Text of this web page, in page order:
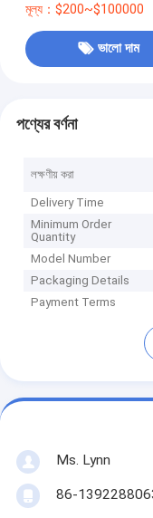
মূল্য：$200~$100000
ভালো দাম
পণ্যের বর্ণনা
লক্ষণীয় করা
Delivery Time
Minimum Order
Quantity
Model Number
Packaging Details
Payment Terms
Ms. Lynn
86-